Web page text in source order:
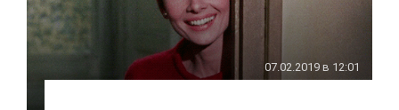
07.02.2019 в 12:01